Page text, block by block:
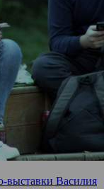
выставки Василия